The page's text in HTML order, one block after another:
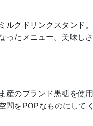
ルクドリンクスタンド
ったメニュー。美味し
産のブランド黒糖を使
間をPOPなものにし